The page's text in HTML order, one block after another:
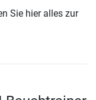
Sie hier alles zur